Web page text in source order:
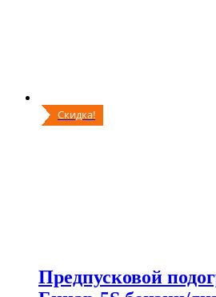
Скидка!
Предпусковой